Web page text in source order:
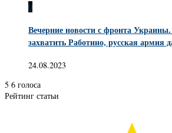
0
Вечерние новости с фронта
захватить Работино, русская армия
24.08.2023
5 6 голоса
Рейтинг статьи